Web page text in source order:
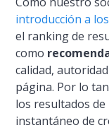
introducción a los
el ranking de
como
calidad,
página. Por lo
los resultados
instantáneo de